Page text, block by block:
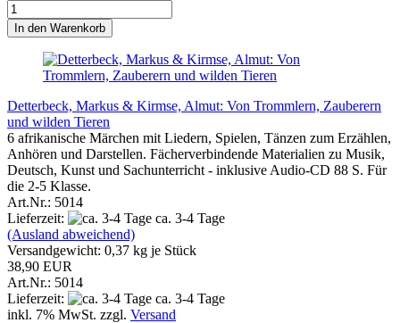
In den Warenkorb
Detterbeck, Markus & Kirmse, Almut: Von Trommlern, Zauberern
und wilden Tieren
6 afrikanische Märchen mit Liedern, Spielen, Tänzen zum Erzählen,
Anhören und Darstellen. Fächerverbindende Materialien zu Musik,
Deutsch, Kunst und Sachunterricht - inklusive Audio-CD 88 S. Für
die 2-5 Klasse.
Art.Nr.: 5014
Lieferzeit:
ca. 3-4 Tage
(Ausland abweichend)
Versandgewicht: 0,37 kg je Stück
38,90 EUR
Art.Nr.: 5014
Lieferzeit:
ca. 3-4 Tage
inkl. 7% MwSt. zzgl. Versand